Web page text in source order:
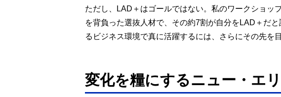
ただし、LAD＋はゴールではない。私のワークショッ
を背負った選抜人材で、その約7割が自分をLAD＋だ
るビジネス環境で真に活躍するには、さらにその先を
変化を糧にするニュー・エ